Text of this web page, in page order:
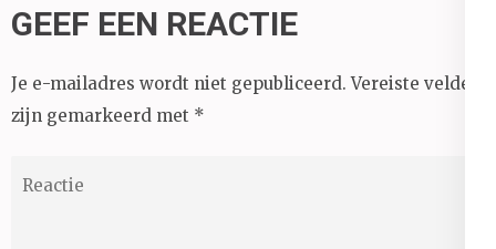
GEEF EEN REACTIE
Je e-mailadres wordt niet gepubliceerd. Vereiste velden
zijn gemarkeerd met *